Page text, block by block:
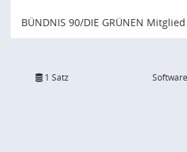
BÜNDNIS 90/DIE GRÜNEN Mitglied
1 Satz